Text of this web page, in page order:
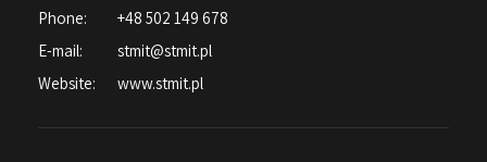
Phone:
+48 502 149 678
E-mail:
stmit@stmit.pl
Website:
www.stmit.pl